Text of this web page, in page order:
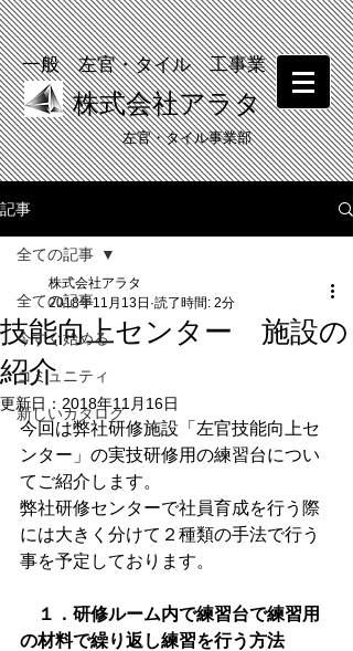
一般 左官・タイル 工事業
株式会社アラタ
​左官・タイル事業部
​塗り壁体験 受付中！
記事
全ての記事
今すぐ始める
コミュニティ
新しいカタログ
全ての記事
技能向上センター 施設の
紹介
株式会社アラタ
2018年11月13日 読了時間: 2分
更新日： 2018年11月16日
今回は弊社研修施設「左官技能向上セ
ンター」の実技研修用の練習台につい
てご紹介します。
弊社研修センターで社員育成を行う際
には大きく分けて２種類の手法で行う
事を予定しております。
１．研修ルーム内で練習台で練習用
の材料で繰り返し練習を行う方法